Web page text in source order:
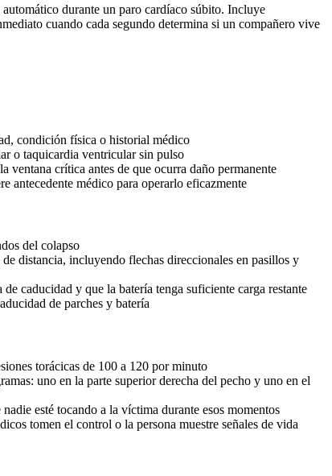
durante un paro cardíaco súbito. Incluye
cuando cada segundo determina si un compañero vive
condición física o historial médico
o taquicardia ventricular sin pulso
ventana crítica antes de que ocurra daño permanente
antecedente médico para operarlo eficazmente
del colapso
distancia, incluyendo flechas direccionales en pasillos y
caducidad y que la batería tenga suficiente carga restante
de parches y batería
torácicas de 100 a 120 por minuto
uno en la parte superior derecha del pecho y uno en el
esté tocando a la víctima durante esos momentos
tomen el control o la persona muestre señales de vida